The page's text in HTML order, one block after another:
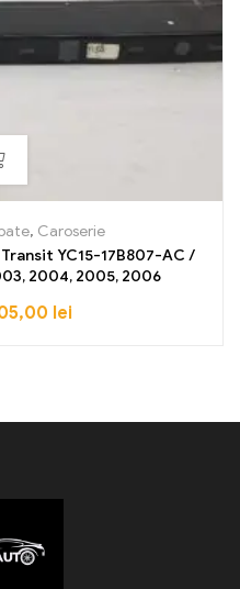
, Caroserie
AC /
2004, 2005, 2006
lei